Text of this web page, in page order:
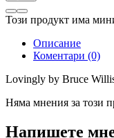
Този продукт има
Описание
Коментари (0)
Lovingly by Bruce
Няма мнения за този
Напишете